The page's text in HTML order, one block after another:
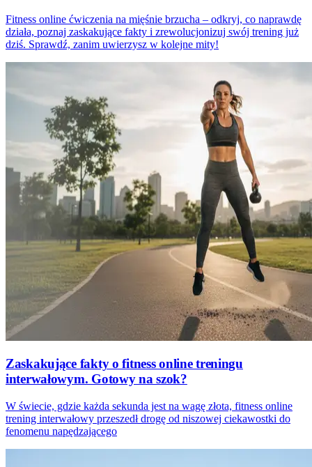
Fitness online ćwiczenia na mięśnie brzucha – odkryj, co naprawdę
działa, poznaj zaskakujące fakty i zrewolucjonizuj swój trening już
dziś. Sprawdź, zanim uwierzysz w kolejne mity!
Zaskakujące fakty o fitness online treningu
interwałowym. Gotowy na szok?
W świecie, gdzie każda sekunda jest na wagę złota, fitness online
trening interwałowy przeszedł drogę od niszowej ciekawostki do
fenomenu napędzającego